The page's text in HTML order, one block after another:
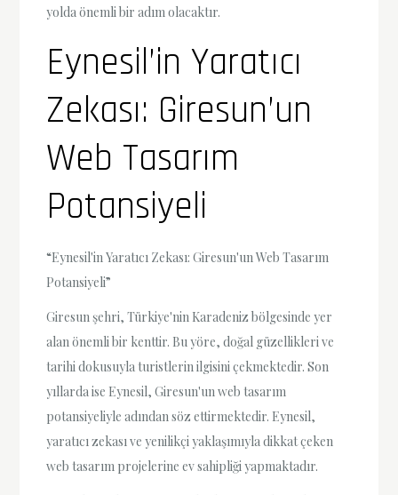
yolda önemli bir adım olacaktır.
Eynesil’in Yaratıcı
Zekası: Giresun’un
Web Tasarım
Potansiyeli
“Eynesil'in Yaratıcı Zekası: Giresun'un Web Tasarım
Potansiyeli”
Giresun şehri, Türkiye'nin Karadeniz bölgesinde yer
alan önemli bir kenttir. Bu yöre, doğal güzellikleri ve
tarihi dokusuyla turistlerin ilgisini çekmektedir. Son
yıllarda ise Eynesil, Giresun'un web tasarım
potansiyeliyle adından söz ettirmektedir. Eynesil,
yaratıcı zekası ve yenilikçi yaklaşımıyla dikkat çeken
web tasarım projelerine ev sahipliği yapmaktadır.